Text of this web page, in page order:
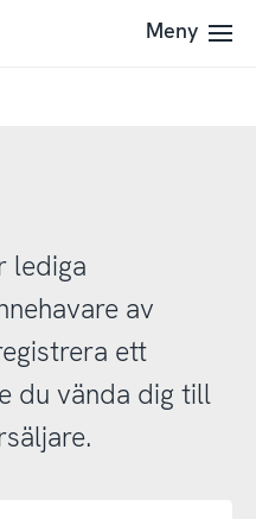
Meny
lediga
av
ett
du vända dig till